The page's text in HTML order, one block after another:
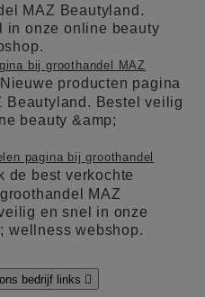
MAZ Beautyland.
in onze online beauty
bij groothandel MAZ
producten pagina
Beautyland. Bestel veilig
beauty &amp;
pagina bij groothandel
de best verkochte
MAZ
en snel in onze
wellness webshop.
bedrijf links 